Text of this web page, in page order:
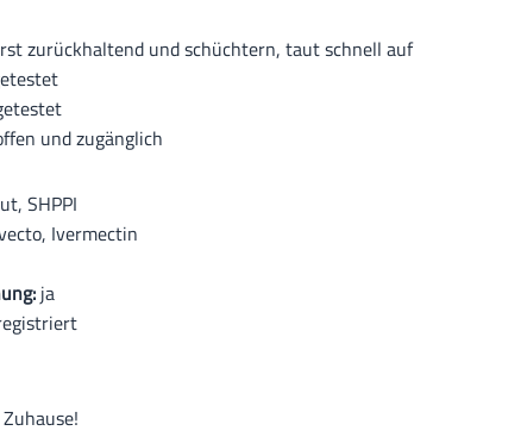
zurückhaltend und schüchtern, taut schnell auf
und zugänglich
SHPPI
Ivermectin
ja